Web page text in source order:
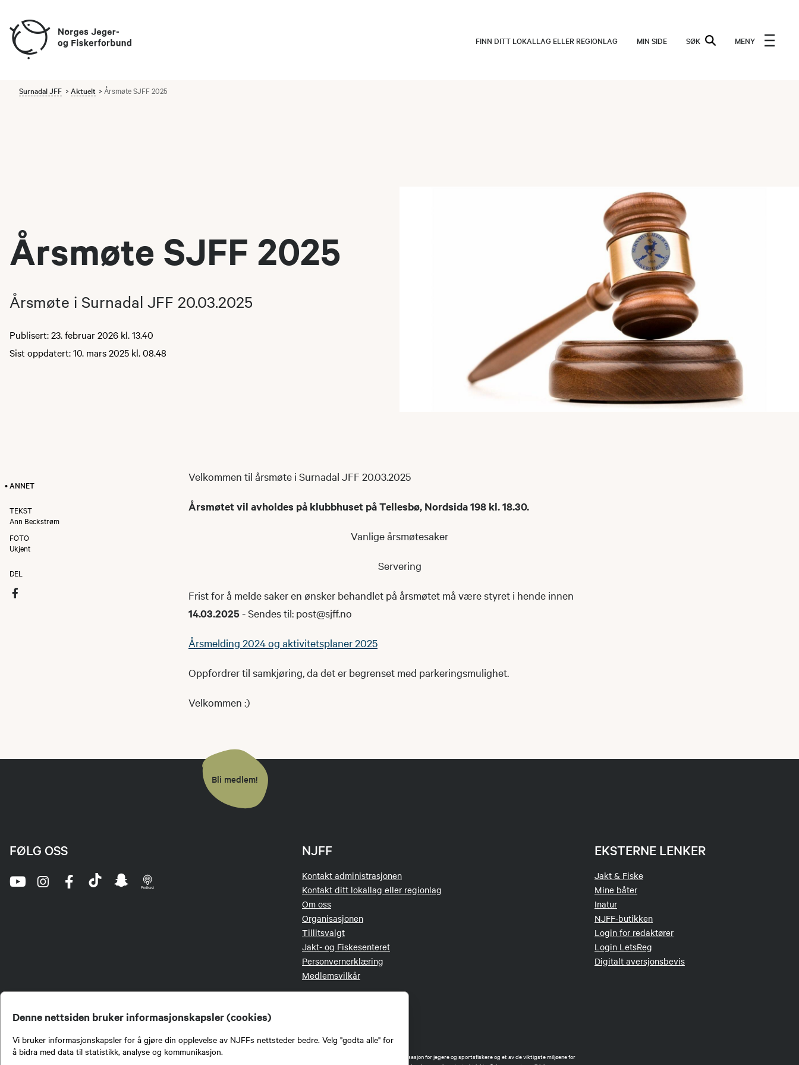
Denne nettsiden bruker informasjonskapsler (cookies)
Vi bruker informasjonskapsler for å gjøre din opplevelse av NJFFs nettsteder bedre. Velg "godta alle" for
å bidra med data til statistikk, analyse og kommunikasjon.
FINN DITT LOKALLAG ELLER REGIONLAG MIN SIDE SØK MENY
Surnadal JFF Aktuelt Årsmøte SJFF 2025
Årsmøte SJFF 2025
Årsmøte i Surnadal JFF 20.03.2025
Publisert: 23. februar 2026 kl. 13.40
Sist oppdatert: 10. mars 2025 kl. 08.48
• ANNET
TEKST
Ann Beckstrøm
FOTO
Ukjent
DEL
Velkommen til årsmøte i Surnadal JFF 20.03.2025
Årsmøtet vil avholdes på klubbhuset på Tellesbø, Nordsida 198 kl. 18.30.
Vanlige årsmøtesaker
Servering
Frist for å melde saker en ønsker behandlet på årsmøtet må være styret i hende innen
14.03.2025- Sendes til: post@sjff.no
Årsmelding 2024 og aktivitetsplaner 2025
Oppfordrer til samkjøring, da det er begrenset med parkeringsmulighet.
Velkommen :)
Bli medlem!
NJFF
Kontakt administrasjonen
Kontakt ditt lokallag eller regionlag
Om oss
Organisasjonen
Tillitsvalgt
Jakt- og Fiskesenteret
Personvernerklæring
Medlemsvilkår
EKSTERNE LENKER
Jakt & Fiske
Mine båter
Inatur
NJFF-butikken
Login for redaktører
Login LetsReg
Digitalt aversjonsbevis
FØLG OSS
Norges Jeger- og Fiskerforbund (NJFF) er landets eneste landsdekkende organisasjon for jegere og sportsfiskere og et av de viktigste miljøene for